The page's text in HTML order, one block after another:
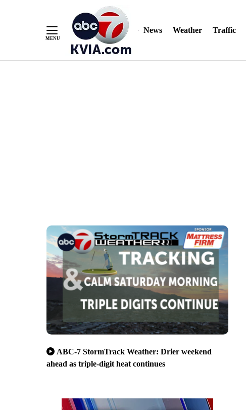
News Weather Traffic
ABC-7 StormTrack Weather: Drier weekend
ahead as triple-digit heat continues